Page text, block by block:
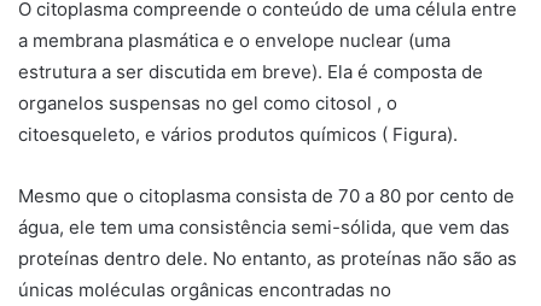
O citoplasma compreende o conteúdo de uma célula entre
a membrana plasmática e o envelope nuclear (uma
estrutura a ser discutida em breve). Ela é composta de
organelos suspensas no gel como citosol , o
citoesqueleto, e vários produtos químicos ( Figura).
Mesmo que o citoplasma consista de 70 a 80 por cento de
água, ele tem uma consistência semi-sólida, que vem das
proteínas dentro dele. No entanto, as proteínas não são as
únicas moléculas orgânicas encontradas no